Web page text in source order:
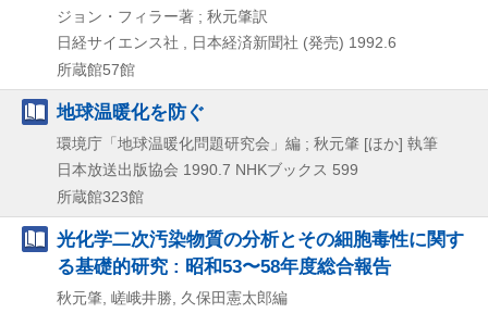
ジョン・フィラー著 ; 秋元肇訳
日経サイエンス社 , 日本経済新聞社 (発売) 1992.6
所蔵館57館
地球温暖化を防ぐ
環境庁「地球温暖化問題研究会」編 ; 秋元肇 [ほか] 執筆
日本放送出版協会 1990.7 NHKブックス 599
所蔵館323館
光化学二次汚染物質の分析とその細胞毒性に関す
る基礎的研究 : 昭和53〜58年度総合報告
秋元肇, 嵯峨井勝, 久保田憲太郎編